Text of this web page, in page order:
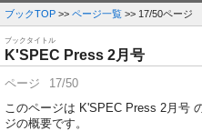
ブックTOP >> ページ一覧 >> 17/50ページ
ブックタイトル
K'SPEC Press 2月号
ページ
17/50
このページは K'SPEC Press 2月号
ジの概要です。